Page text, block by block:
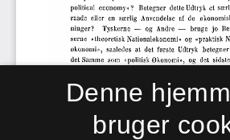
Denne
bruger